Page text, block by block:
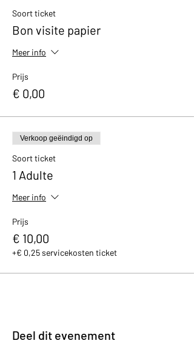
de 10% valable dans notre boutique.
Soort ticket
Bon visite papier
Meer info
Prijs
€ 0,00
Verkoop geëindigd op
Soort ticket
1 Adulte
Meer info
Prijs
€ 10,00
+€ 0,25 servicekosten ticket
Deel dit evenement